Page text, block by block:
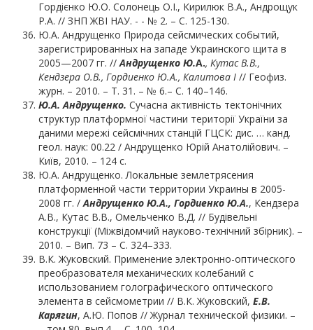
Гордієнко Ю.О. Солонець О.І., Кирилюк В.А., Андрощук
Р.А. // ЗНП ЖВІ НАУ. - - № 2. – С. 125-130.
Ю.А. Андрущенко Природа сейсмических событий,
зарегистрированных на западе Украинского щита в
2005—2007 гг. //Андрущенко Ю.А., Кутас В.В.,
Кендзера О.В., Гордиенко Ю.А., Калитова І // Геофиз.
журн. – 2010. – Т. 31. – № 6.– С. 140–146.
Ю.А. Андрущенко. Сучасна активність тектонічних
структур платформної частини території України за
даними мережі сейсмічних станцій ГЦСК: дис. … канд.
геол. наук: 00.22 / Андрущенко Юрій Анатолійович. –
Київ, 2010. – 124 с.
Ю.А. Андрущенко. Локальные землетрясения
платформенной части территории Украины в 2005-
2008 гг. /Андрущенко Ю.А., Гордиенко Ю.А., Кендзера
А.В., Кутас В.В., Омельченко В.Д. // Будівельні
конструкції (Міжвідомчий науково-технічний збірник). –
2010. – Вип. 73 – С. 324–333.
В.К. Жуковский. Применение электронно-оптического
преобразователя механических колебаний с
использованием голографического оптического
элемента в сейсмометрии // В.К. Жуковский, Е.В.
Карягин, А.Ю. Попов // Журнал технической физики. –